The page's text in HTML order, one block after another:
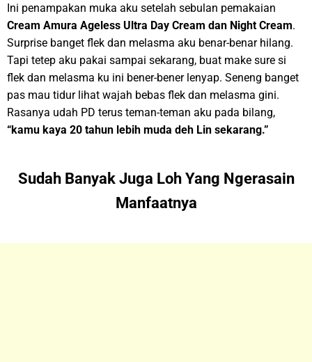
Ini penampakan muka aku setelah sebulan pemakaian
Cream Amura Ageless Ultra Day Cream dan Night Cream.
Surprise banget flek dan melasma aku benar-benar hilang.
Tapi tetep aku pakai sampai sekarang, buat make sure si
flek dan melasma ku ini bener-bener lenyap. Seneng banget
pas mau tidur lihat wajah bebas flek dan melasma gini.
Rasanya udah PD terus teman-teman aku pada bilang,
“kamu kaya 20 tahun lebih muda deh Lin sekarang.”
Sudah Banyak Juga Loh Yang Ngerasain
Manfaatnya